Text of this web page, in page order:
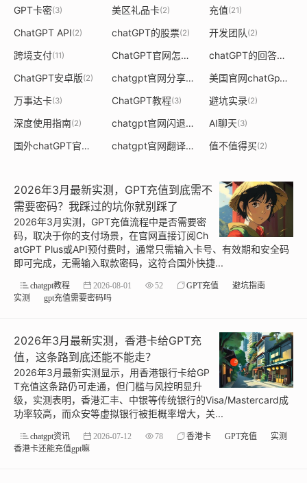
GPT卡密(3) 美区礼品卡(2) 充值(21)
ChatGPT API(2) chatGPT的股票(2) 开发团队 (2)
跨境支付(11) ChatGPT官网怎样下载 (2) chatGPT的回答重复
ChatGPT安卓版(2) chatgpt官网分享
(2) 美国官网chatGpT(2)
万事达卡(3) ChatGPT教程(3) 避坑实录(2)
深度使用指南(2) chatgpt官网闪退
(2) AI聊天(3)
国外chatGPT官网 chatgpt官网翻译
(2) 值不值得买(2)
2026年3月最新实测，GPT充值到底需不
需要密码？我踩过的坑你就别踩了
2026年3月实测，GPT充值流程中是否需要密
码，取决于你的支付场景，在官网直接订阅Ch
atGPT Plus或API预付费时，通常只需输入卡号、有效期和安全码
即可完成，无需输入取款密码，这符合国外快捷...
chatgpt教程 2026-08-01 52 GPT充值
避坑指南
实测
gpt充值需要密码吗
2026年3月最新实测，香港卡给GPT充
值，这条路到底还能不能走？
2026年3月最新实测显示，用香港银行卡给GP
T充值这条路仍可走通，但门槛与风控明显升
级，实测表明，香港汇丰、中银等传统银行的Visa/Mastercard成
功率较高，而众安等虚拟银行被拒概率增大，关...
chatgpt资讯 2026-07-12 78 香港卡 GPT充值
实测
香港卡还能充值gpt嘛